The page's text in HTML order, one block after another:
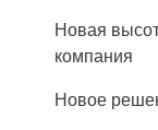
Новая
компания
Новое